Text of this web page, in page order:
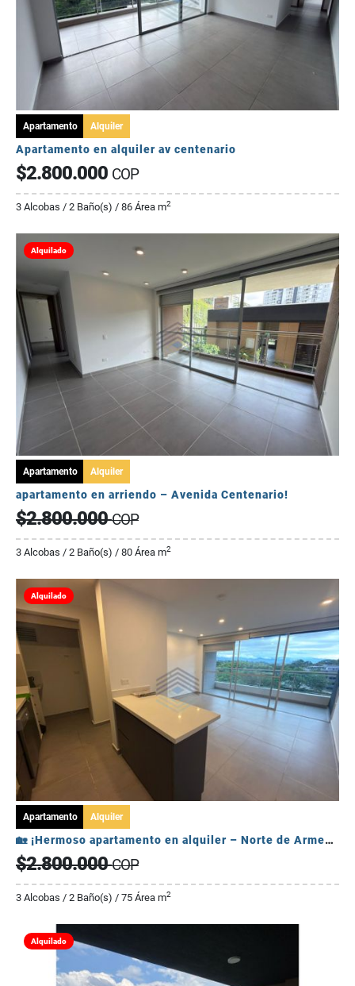
Apartamento Alquiler
Apartamento en alquiler av centenario
$2.800.000 COP
3 Alcobas / 2 Baño(s) / 86 Área m2
Alquilado
Apartamento Alquiler
apartamento en arriendo – Avenida Centenario!
$2.800.000COP
3 Alcobas / 2 Baño(s) / 80 Área m2
Alquilado
Apartamento Alquiler
🏡 ¡Hermoso apartamento en alquiler – Norte de Armenia!
$2.800.000COP
3 Alcobas / 2 Baño(s) / 75 Área m2
Alquilado